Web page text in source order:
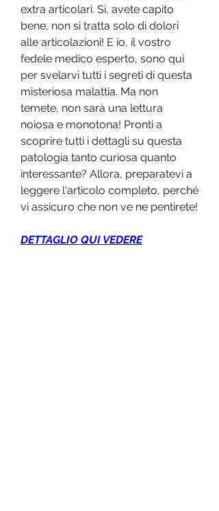
extra articolari. Sì, avete capito
bene, non si tratta solo di dolori
alle articolazioni! E io, il vostro
fedele medico esperto, sono qui
per svelarvi tutti i segreti di questa
misteriosa malattia. Ma non
temete, non sarà una lettura
noiosa e monotona! Pronti a
scoprire tutti i dettagli su questa
patologia tanto curiosa quanto
interessante? Allora, preparatevi a
leggere l'articolo completo, perché
vi assicuro che non ve ne pentirete!
DETTAGLIO QUI VEDERE